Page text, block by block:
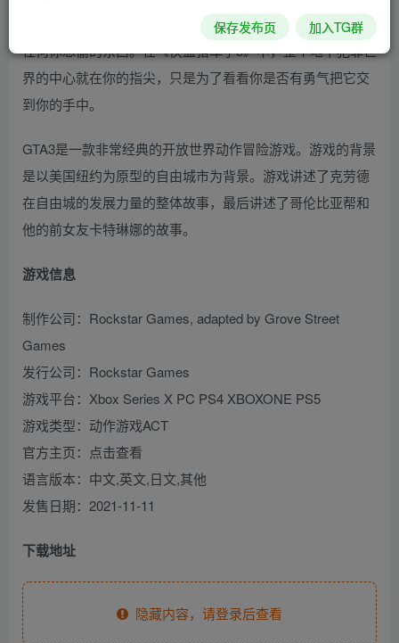
随着大幅度自由性的提高，你可以去任何你想去的地方，偷
任何你想偷的东西。在《侠盗猎车手3》中，整个地下犯罪世
界的中心就在你的指尖，只是为了看看你是否有勇气把它交
到你的手中。
GTA3是一款非常经典的开放世界动作冒险游戏。游戏的背景
是以美国纽约为原型的自由城市为背景。游戏讲述了克劳德
在自由城的发展力量的整体故事，最后讲述了哥伦比亚帮和
他的前女友卡特琳娜的故事。
游戏信息
制作公司：Rockstar Games, adapted by Grove Street
Games
发行公司：Rockstar Games
游戏平台：Xbox Series X PC PS4 XBOXONE PS5
游戏类型：动作游戏ACT
官方主页：点击查看
语言版本：中文,英文,日文,其他
发售日期：2021-11-11
下载地址
隐藏内容，请登录后查看
保存发布页 加入TG群